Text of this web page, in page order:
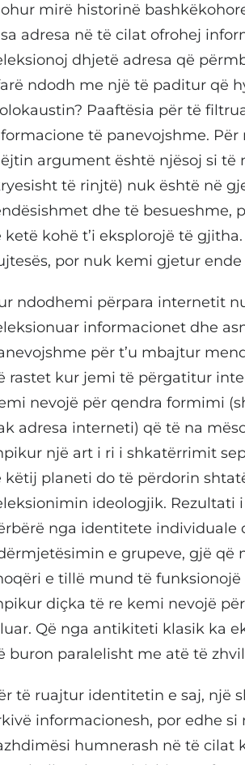
mirë historinë
adresa në të cilat ofrohej
dhjetë adresa që
ndodh me një të paditur që
Paaftësia për të
të panevojshme.
argument është njësoj si të
të rinjtë) nuk është në
dhe të besueshme,
ketë kohë t’i eksplorojë të
por nuk kemi gjetur
ndodhemi përpara internetit
informacionet dhe
për t’u mbajtur
rastet kur jemi të përgatitur
nevojë për qendra formimi
adresa interneti) që të na
një art i ri i shkatërrimit
këtij planeti do të përdorin
ideologjik. Rezultati
nga identitete individuale
e grupeve, gjë që
e tillë mund të
diçka të re kemi nevojë
Që nga antikiteti klasik ka
buron paralelisht me atë të
të ruajtur identitetin e saj, një
informacionesh, por edhe
humnerash në të cilat